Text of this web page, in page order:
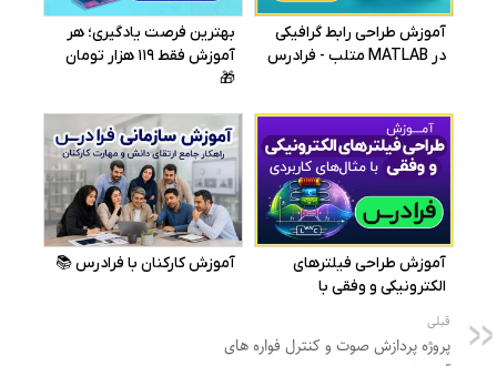
قبلی
پروژه پردازش صوت و کنترل فواره های